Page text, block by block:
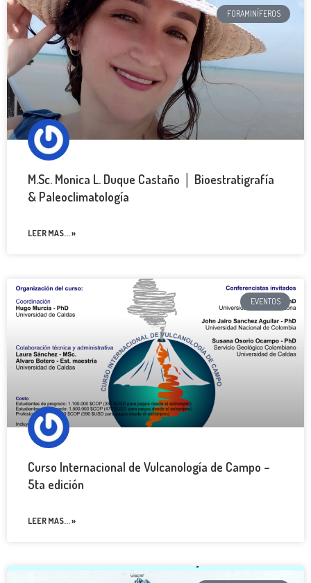
FORAMINÍFEROS
M.Sc. Monica L. Duque Castaño │ Bioestratigrafía
& Paleoclimatología
LEER MAS... »
EVENTOS
Curso Internacional de Vulcanología de Campo –
5ta edición
LEER MAS... »